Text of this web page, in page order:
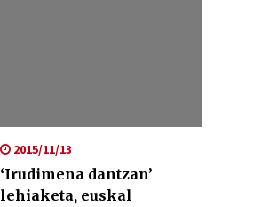
2015/11/13
‘Irudimena dantzan’
lehiaketa, euskal